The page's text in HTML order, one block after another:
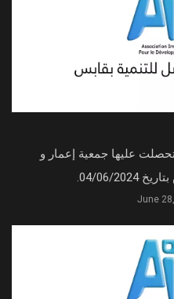
تحصلت عليها جمعية إعمار و
06/2024.